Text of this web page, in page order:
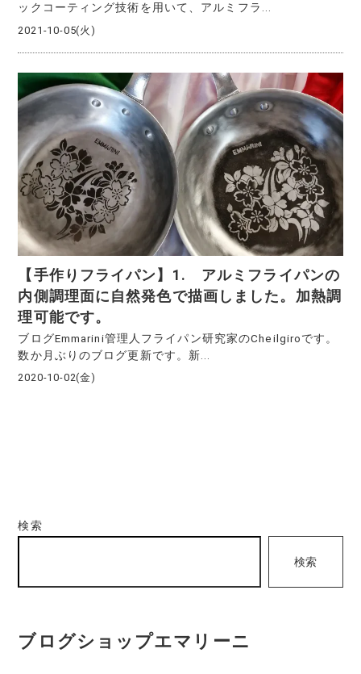
ックコーティング技術を用いて、アルミフラ...
2021-10-05(火)
【手作りフライパン】1. アルミフライパンの
内側調理面に自然発色で描画しました。加熱調
理可能です。
ブログEmmarini管理人フライパン研究家のCheilgiroです。
数か月ぶりのブログ更新です。新...
2020-10-02(金)
検索
検索
ブログショップエマリーニ